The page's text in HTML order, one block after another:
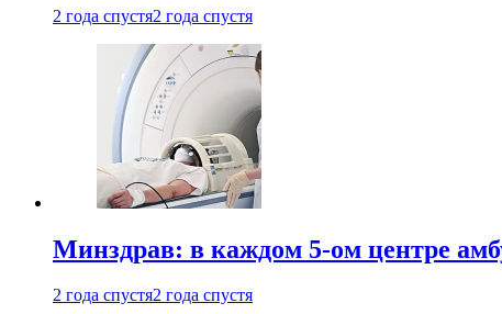
2 года спустя2 года спустя
Минздрав: в каждом 5-ом центре
2 года спустя2 года спустя